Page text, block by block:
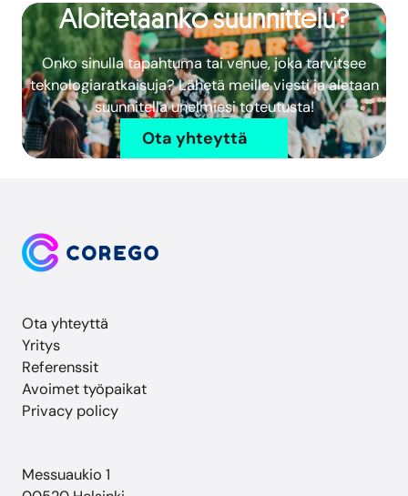
Aloitetaanko suunnittelu?
Onko sinulla tapahtuma tai venue, joka tarvitsee
teknologiaratkaisuja? Lähetä meille viesti ja aletaan
suunnitella unelmiesi toteutusta!
Ota yhteyttä
Ota yhteyttä
Yritys
Referenssit
Avoimet työpaikat
Privacy policy
Messuaukio 1